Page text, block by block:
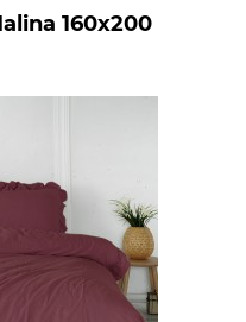
160x200